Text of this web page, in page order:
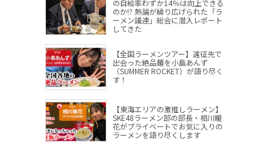
の自給率わずか14％は向上できる
のか!? 熱論が繰り広げられた「ラ
ーメン議連」総会に潜入レポート
してきた
【全国ラーメンツアー】遠征先で
出会った絶品麺を小島あんず
（SUMMER ROCKET）が語り尽く
す！
【東海エリアの激推しラーメン】
SKE48ラーメン部の部長・相川暖
花がプライベートでお気に入りの
ラーメンを語り尽くします